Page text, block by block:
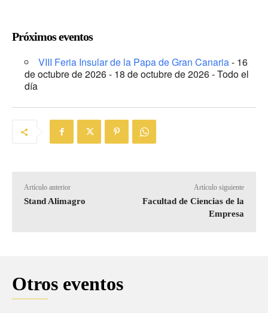
Próximos eventos
VIII Feria Insular de la Papa de Gran Canaria- 16
de octubre de 2026 - 18 de octubre de 2026 - Todo el
día
Artículo anterior
Stand Alimagro
Artículo siguiente
Facultad de Ciencias de la
Empresa
Otros eventos